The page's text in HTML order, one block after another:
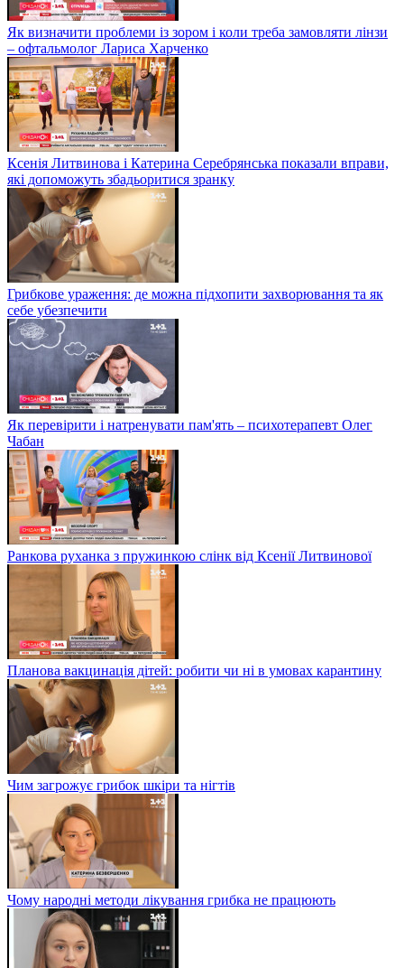
Як визначити проблеми із зором і коли треба замовляти лінзи
– офтальмолог Лариса Харченко
Ксенія Литвинова і Катерина Серебрянська показали вправи,
які допоможуть збадьоритися зранку
Грибкове ураження: де можна підхопити захворювання та як
себе убезпечити
Як перевірити і натренувати пам'ять – психотерапевт Олег
Чабан
Ранкова руханка з пружинкою слінк від Ксенії Литвинової
Планова вакцинація дітей: робити чи ні в умовах карантину
Чим загрожує грибок шкіри та нігтів
Чому народні методи лікування грибка не працюють